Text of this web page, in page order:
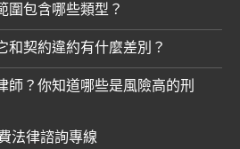
圍包含哪些類型？
和契約違約有什麼差別？
師？你知道哪些是風險高的刑
法律諮詢專線